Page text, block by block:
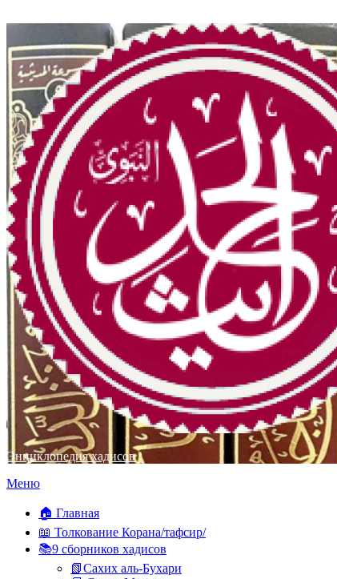
Энциклопедия хадисов
Перейти
содержимому
Меню
🏠 Главная
📖 Толкование Корана/тафсир/
📚9 сборников хадисов
📗Сахих аль-Бухари